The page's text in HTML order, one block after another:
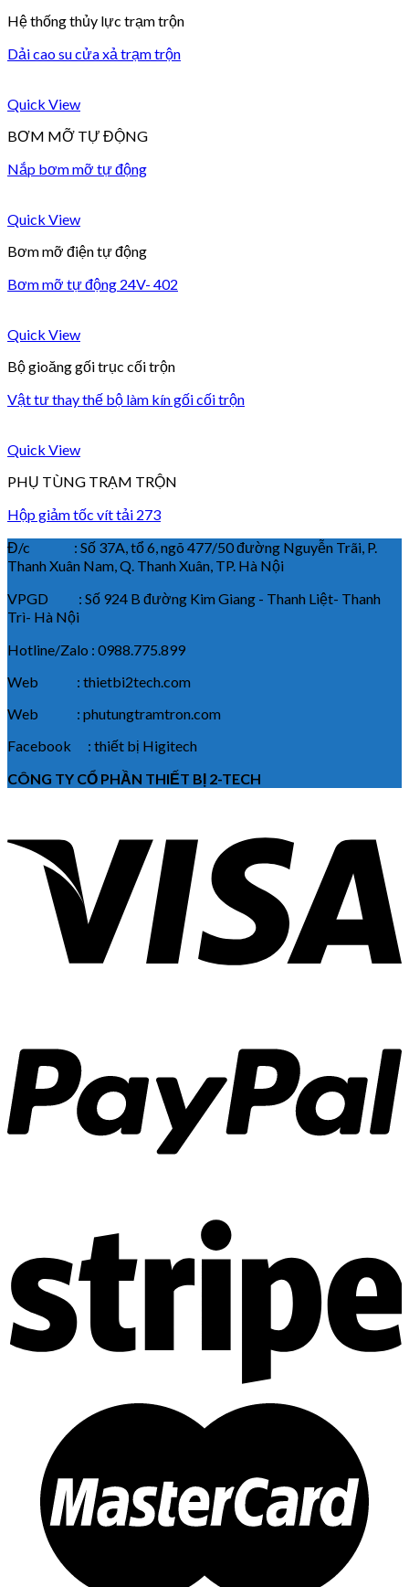
Hệ thống thủy lực trạm trộn
Dải cao su cửa xả trạm trộn
Quick View
BƠM MỠ TỰ ĐỘNG
Nắp bơm mỡ tự động
Quick View
Bơm mỡ điện tự động
Bơm mỡ tự động 24V- 402
Quick View
Bộ gioăng gối trục cối trộn
Vật tư thay thế bộ làm kín gối cối trộn
Quick View
PHỤ TÙNG TRẠM TRỘN
Hộp giảm tốc vít tải 273
Đ/c : Số 37A, tổ 6, ngõ 477/50 đường Nguyễn Trãi, P.
Thanh Xuân Nam, Q. Thanh Xuân, TP. Hà Nội
VPGD : Số 924 B đường Kim Giang - Thanh Liệt- Thanh
Trì- Hà Nội
Hotline/Zalo : 0988.775.899
Web : thietbi2tech.com
Web : phutungtramtron.com
Facebook : thiết bị Higitech
CÔNG TY CỔ PHẦN THIẾT BỊ 2-TECH